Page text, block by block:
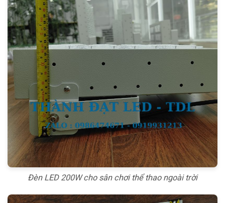
Đèn LED 200W cho sân chơi thể thao ngoài trời